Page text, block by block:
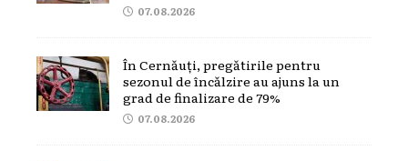
07.08.2026
În Cernăuți, pregătirile pentru
sezonul de încălzire au ajuns la un
grad de finalizare de 79%
07.08.2026